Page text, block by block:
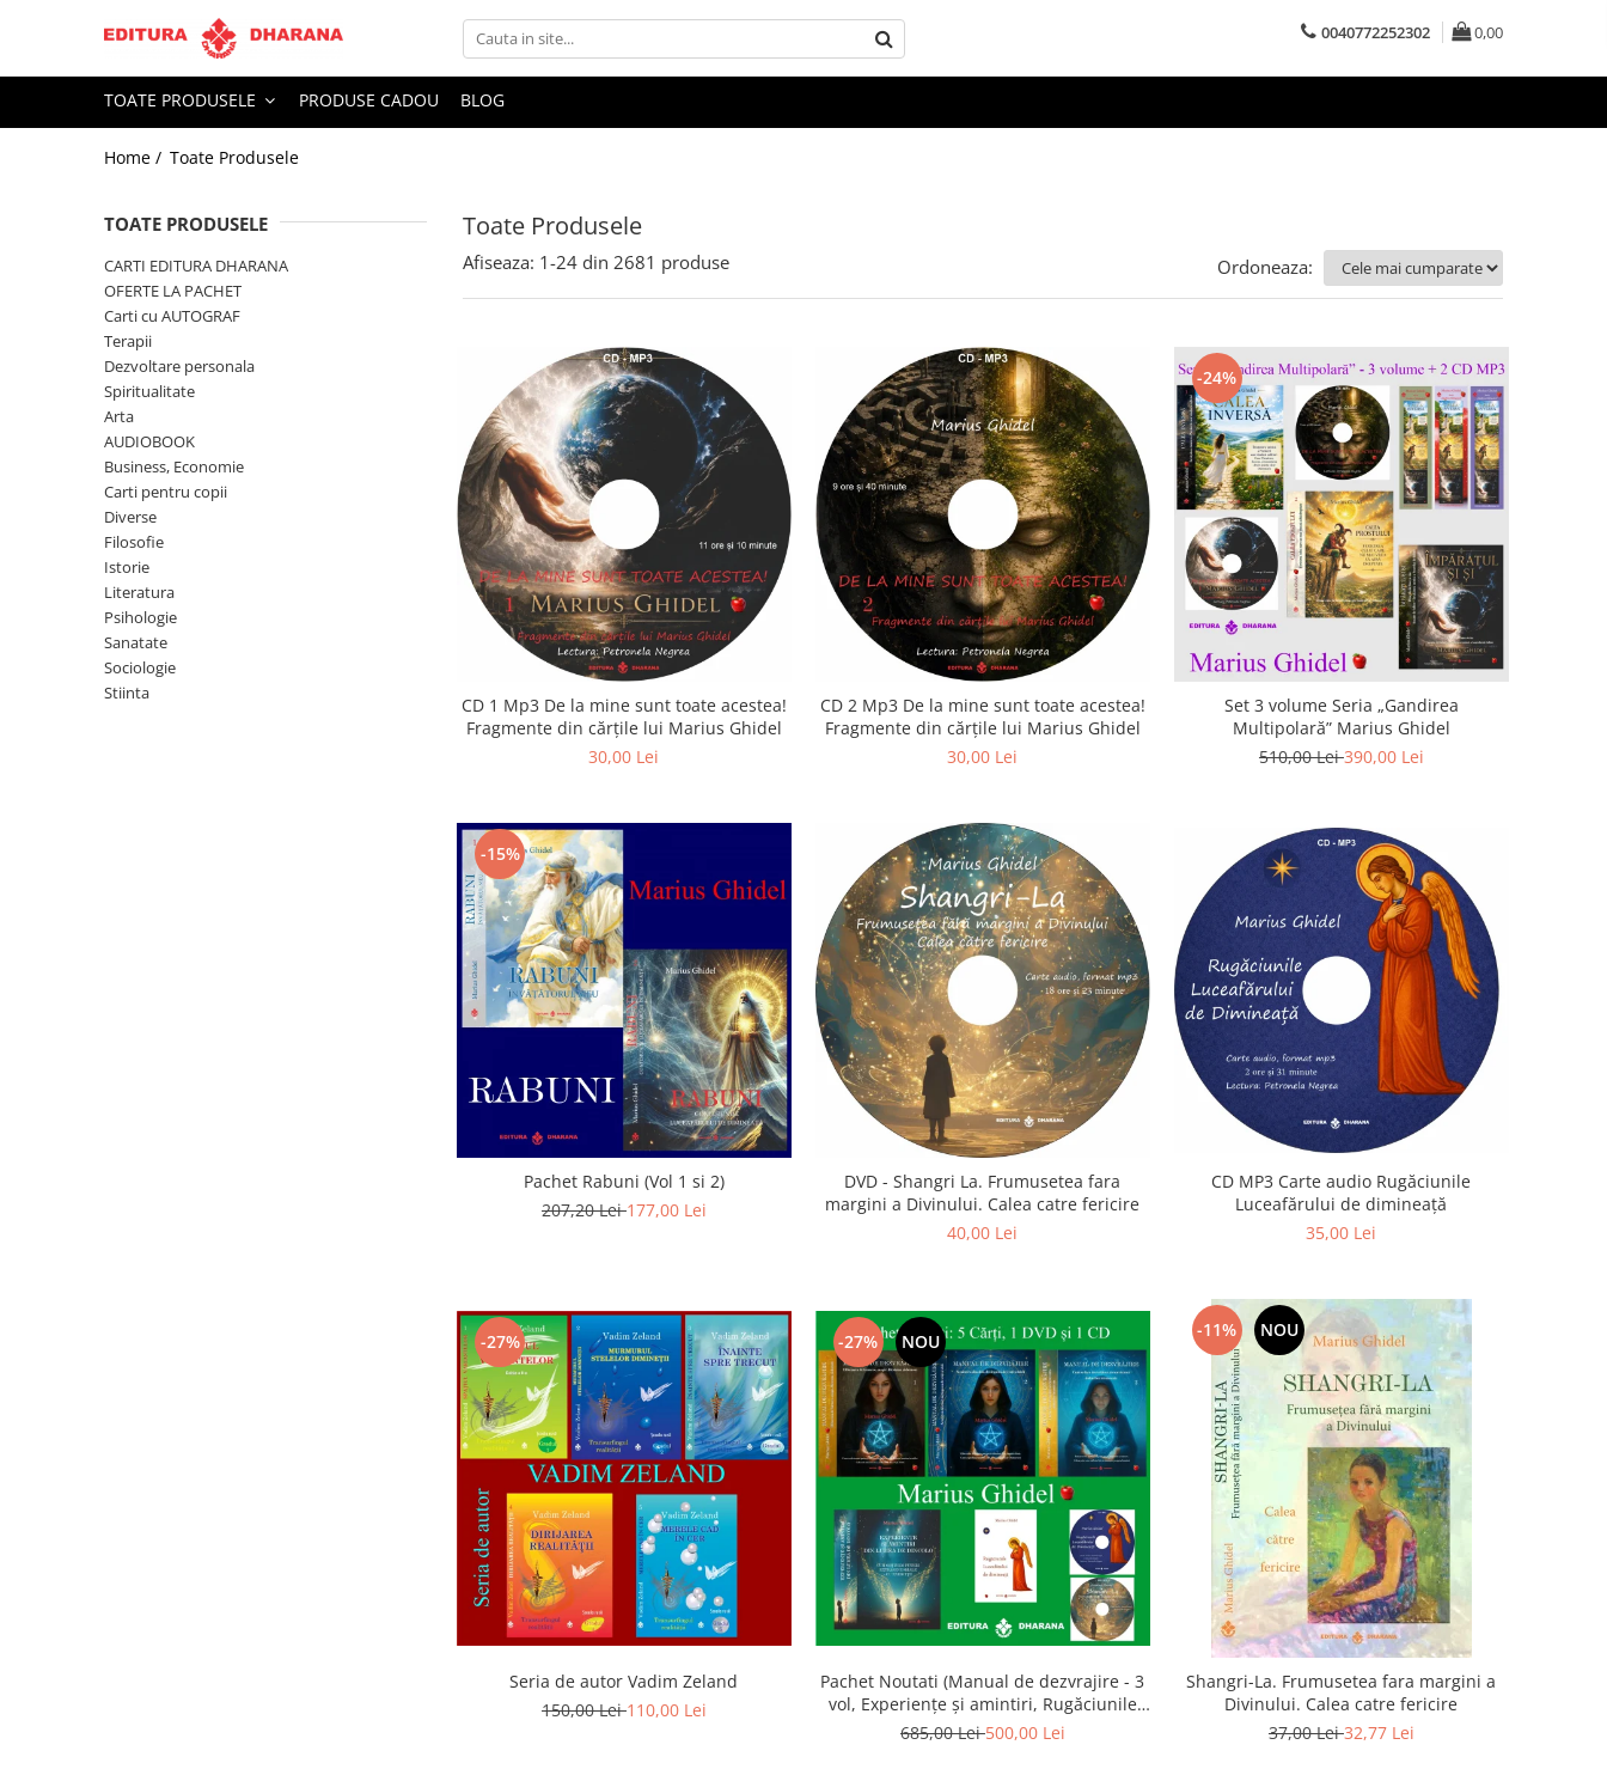
Toate Produsele
CARTI EDITURA DHARANA
OFERTE LA PACHET
Dezvoltare personala
Spiritualitate
AUDIOBOOK
Business, Economie
Carti pentru copii
0040772252302 0,00
TOATE PRODUSELE PRODUSE CADOU BLOG
Home / Toate Produsele
Toate Produsele
TOATE PRODUSELE
CARTI EDITURA DHARANA
OFERTE LA PACHET
Carti cu AUTOGRAF
Terapii
Dezvoltare personala
Spiritualitate
Arta
AUDIOBOOK
Business, Economie
Carti pentru copii
Diverse
Filosofie
Istorie
Literatura
Psihologie
Sanatate
Sociologie
Stiinta
Afiseaza: 1-24 din 2681 produse Ordoneaza:
CD 1 Mp3 De la mine sunt toate acestea!
Fragmente din cărțile lui Marius Ghidel
30,00 Lei
CD 2 Mp3 De la mine sunt toate acestea!
Fragmente din cărțile lui Marius Ghidel
30,00 Lei
-24%
Set 3 volume Seria „Gandirea
Multipolară” Marius Ghidel
510,00 Lei390,00 Lei
-15%
Pachet Rabuni (Vol 1 si 2)
207,20 Lei177,00 Lei
DVD - Shangri La. Frumusetea fara
margini a Divinului. Calea catre fericire
40,00 Lei
CD MP3 Carte audio Rugăciunile
Luceafărului de dimineață
35,00 Lei
-27%
Seria de autor Vadim Zeland
150,00 Lei110,00 Lei
-27% NOU
Pachet Noutati (Manual de dezvrajire - 3
vol, Experiențe și amintiri, Rugăciunile
Luceafarului de dimineata) - Marius
685,00 Lei500,00 Lei
-11% NOU
Shangri-La. Frumusetea fara margini a
Divinului. Calea catre fericire
37,00 Lei32,77 Lei